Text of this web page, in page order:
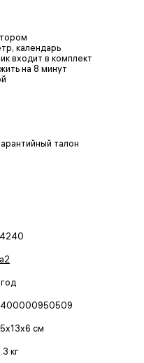
календарь
входит в комплект
на 8 минут
талон
см
кг